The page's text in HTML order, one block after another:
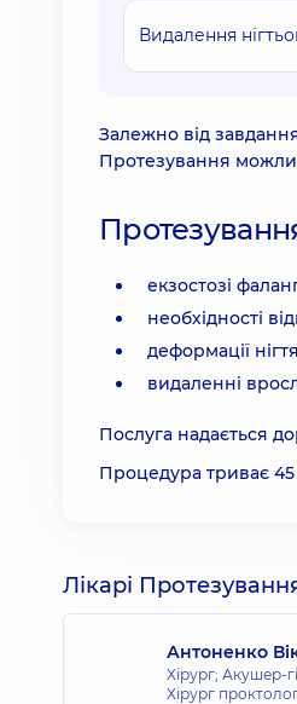
Видалення
Залежно від
Протезування
екзостозі
необхідності
деформації
видаленні
Послуга надається
Процедура триває
Лікарі
Антоненко
Хірург; Акушер-
Хірург